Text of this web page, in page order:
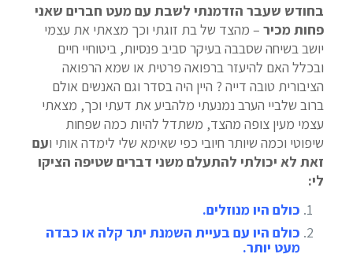
בחודש שעבר הזדמנתי לשבת עם מעט חברים שאני
פחות מכיר– מהצד של בת זוגתי וכך מצאתי את עצמי
יושב בשיחה שסבבה בעיקר סביב פנסיות, ביטוחיי חיים
ובכלל האם להיעזר ברפואה פרטית או שמא הרפואה
הציבורית טובה דייה ? היין היה בסדר וגם האנשים אולם
ברוב שלביי הערב נמנעתי מלהביע את דעתי וכך, מצאתי
עצמי מעין צופה מהצד, משתדל להיות כמה שפחות
שיפוטי וכמה שיותר חיובי כפי שאימא שלי לימדה אותי ועם
זאת לא יכולתי להתעלם משני דברים שטיפה הציקו
לי:
כולם היו מנוזלים.
כולם היו עם בעיית השמנת יתר קלה או כבדה
מעט יותר.